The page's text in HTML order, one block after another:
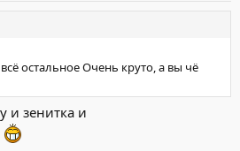
остальное Очень круто, а вы чё
и зенитка и